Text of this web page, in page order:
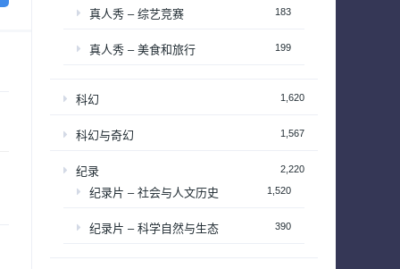
真人秀 – 综艺竞赛 183
真人秀 – 美食和旅行 199
科幻 1,620
科幻与奇幻 1,567
纪录 2,220
纪录片 – 社会与人文历史 1,520
纪录片 – 科学自然与生态 390